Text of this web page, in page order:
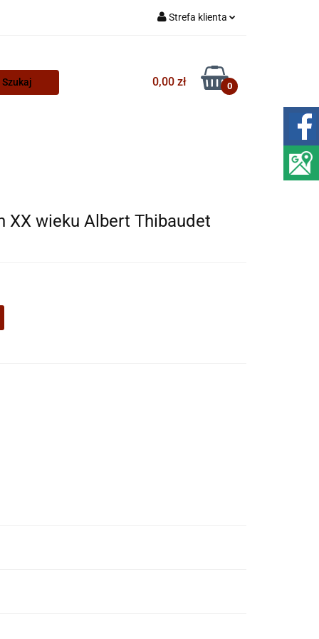
Strefa klienta
Zarejestruj się
Dodaj zgłoszenie
0,00 zł 0
XX wieku Albert Thibaudet